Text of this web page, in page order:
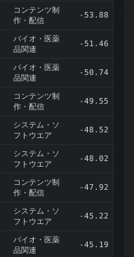
コンテンツ制
作・配信
-53.88
バイオ・医薬
品関連
-51.46
バイオ・医薬
品関連
-50.74
コンテンツ制
作・配信
-49.55
システム・ソ
フトウエア
-48.52
システム・ソ
フトウエア
-48.02
コンテンツ制
作・配信
-47.92
システム・ソ
フトウエア
-45.22
バイオ・医薬
品関連
-45.19